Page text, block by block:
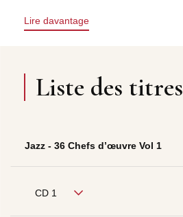
Lire davantage
Liste des titres
Jazz - 36 Chefs d’œuvre Vol 1
CD 1